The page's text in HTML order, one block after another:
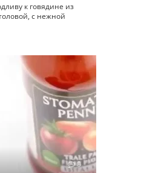
к говядине из
с нежной
0